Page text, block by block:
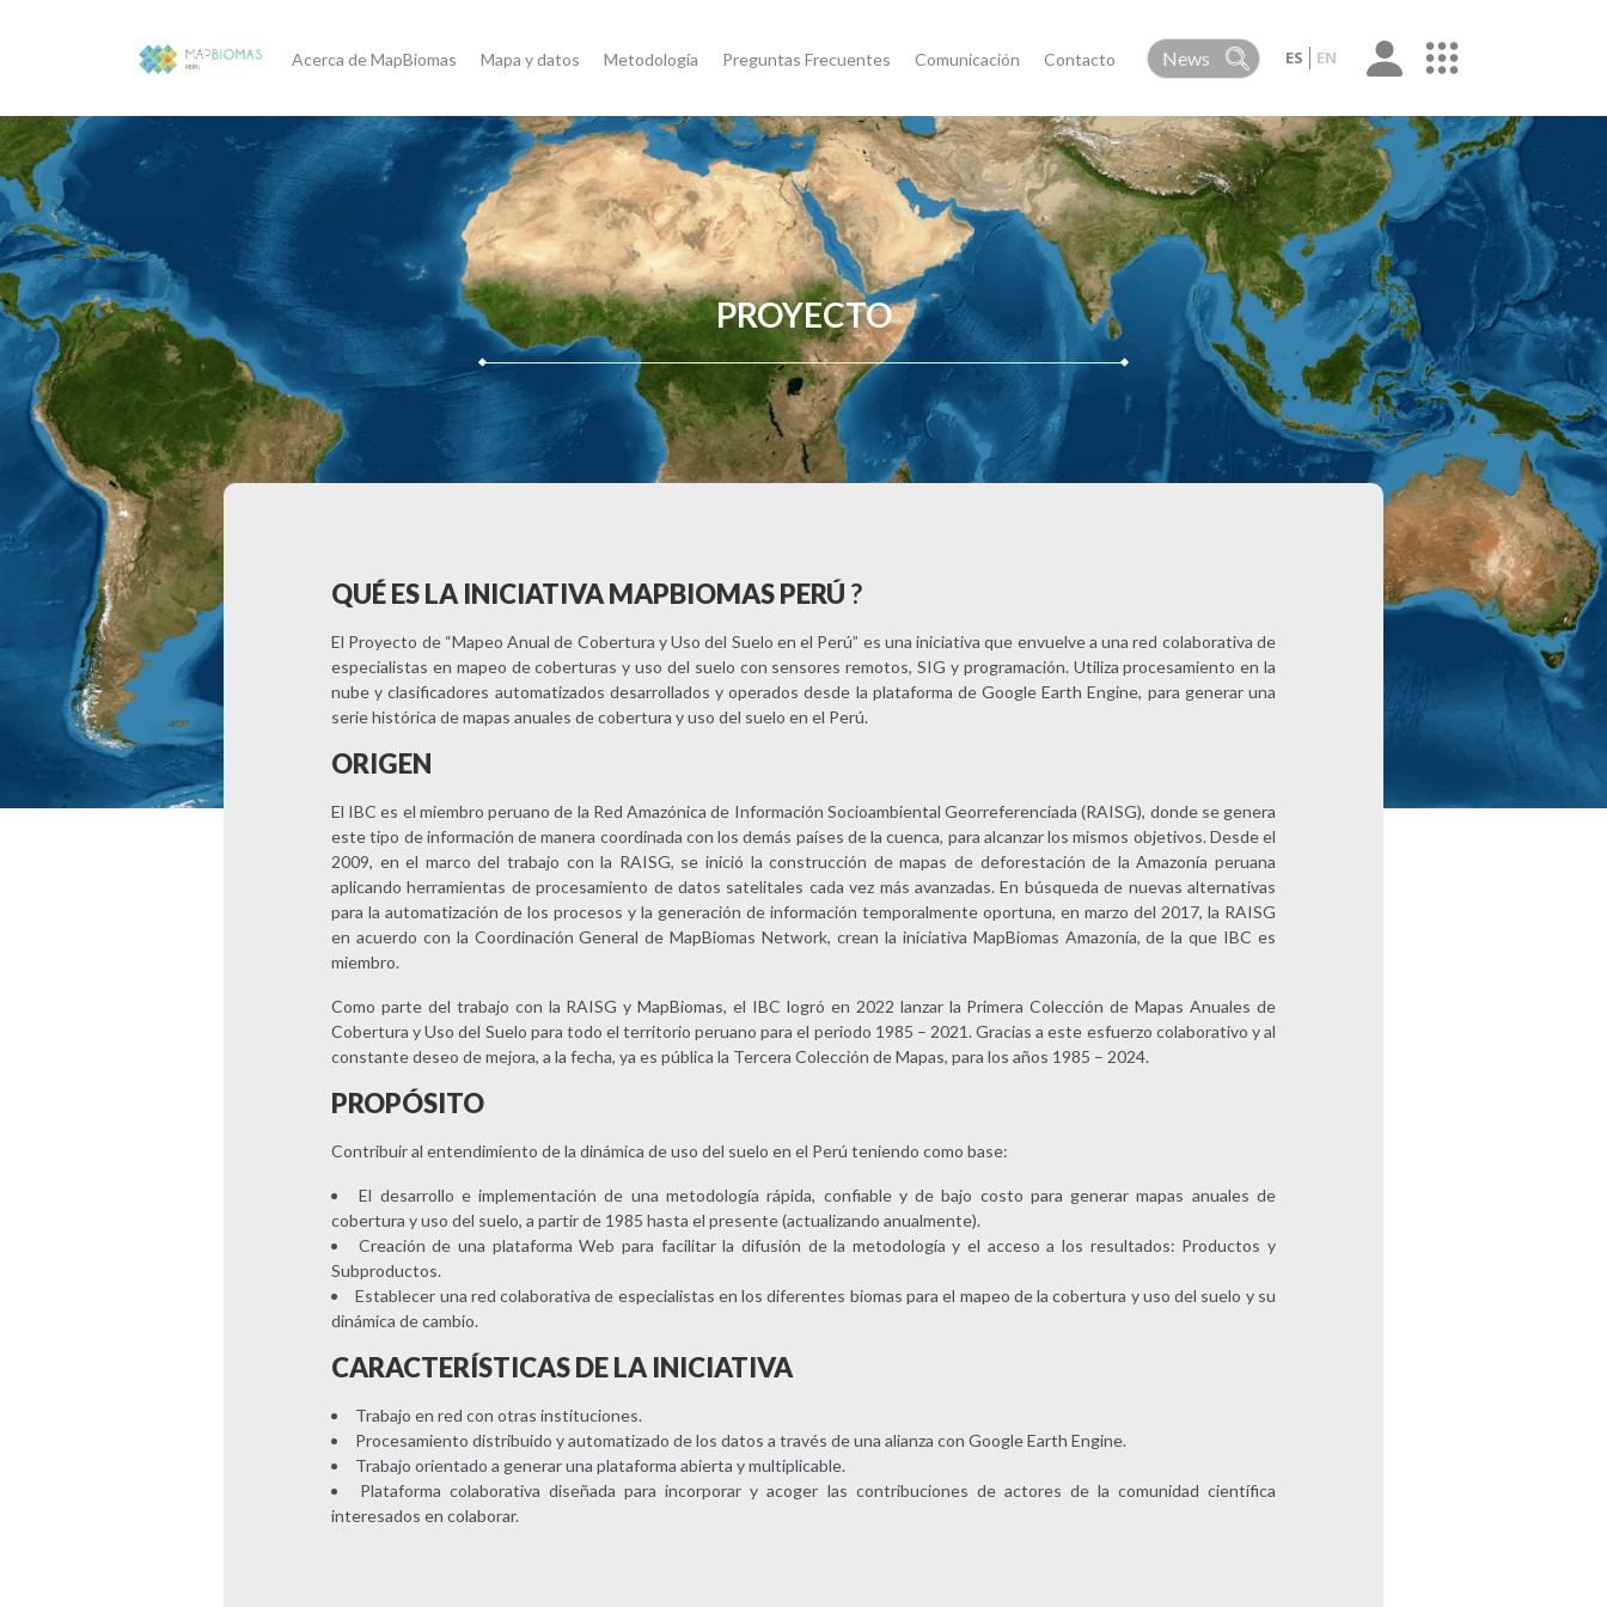
Acerca de MapBiomas Mapa y datos Metodología Preguntas Frecuentes Comunicación Contacto ES EN
PROYECTO
QUÉ ES LA INICIATIVA MAPBIOMAS PERÚ ?
El Proyecto de “Mapeo Anual de Cobertura y Uso del Suelo en el Perú” es una iniciativa que envuelve a una red colaborativa de
especialistas en mapeo de coberturas y uso del suelo con sensores remotos, SIG y programación. Utiliza procesamiento en la
nube y clasificadores automatizados desarrollados y operados desde la plataforma de Google Earth Engine, para generar una
serie histórica de mapas anuales de cobertura y uso del suelo en el Perú.
ORIGEN
El IBC es el miembro peruano de la Red Amazónica de Información Socioambiental Georreferenciada (RAISG), donde se genera
este tipo de información de manera coordinada con los demás países de la cuenca, para alcanzar los mismos objetivos. Desde el
2009, en el marco del trabajo con la RAISG, se inició la construcción de mapas de deforestación de la Amazonía peruana
aplicando herramientas de procesamiento de datos satelitales cada vez más avanzadas. En búsqueda de nuevas alternativas
para la automatización de los procesos y la generación de información temporalmente oportuna, en marzo del 2017, la RAISG
en acuerdo con la Coordinación General de MapBiomas Network, crean la iniciativa MapBiomas Amazonía, de la que IBC es
miembro.
Como parte del trabajo con la RAISG y MapBiomas, el IBC logró en 2022 lanzar la Primera Colección de Mapas Anuales de
Cobertura y Uso del Suelo para todo el territorio peruano para el periodo 1985 – 2021. Gracias a este esfuerzo colaborativo y al
constante deseo de mejora, a la fecha, ya es pública la Tercera Colección de Mapas, para los años 1985 – 2024.
PROPÓSITO
Contribuir al entendimiento de la dinámica de uso del suelo en el Perú teniendo como base:
El desarrollo e implementación de una metodología rápida, confiable y de bajo costo para generar mapas anuales de
cobertura y uso del suelo, a partir de 1985 hasta el presente (actualizando anualmente).
Creación de una plataforma Web para facilitar la difusión de la metodología y el acceso a los resultados: Productos y
Subproductos.
Establecer una red colaborativa de especialistas en los diferentes biomas para el mapeo de la cobertura y uso del suelo y su
dinámica de cambio.
CARACTERÍSTICAS DE LA INICIATIVA
Trabajo en red con otras instituciones.
Procesamiento distribuido y automatizado de los datos a través de una alianza con Google Earth Engine.
Trabajo orientado a generar una plataforma abierta y multiplicable.
Plataforma colaborativa diseñada para incorporar y acoger las contribuciones de actores de la comunidad científica
interesados en colaborar.